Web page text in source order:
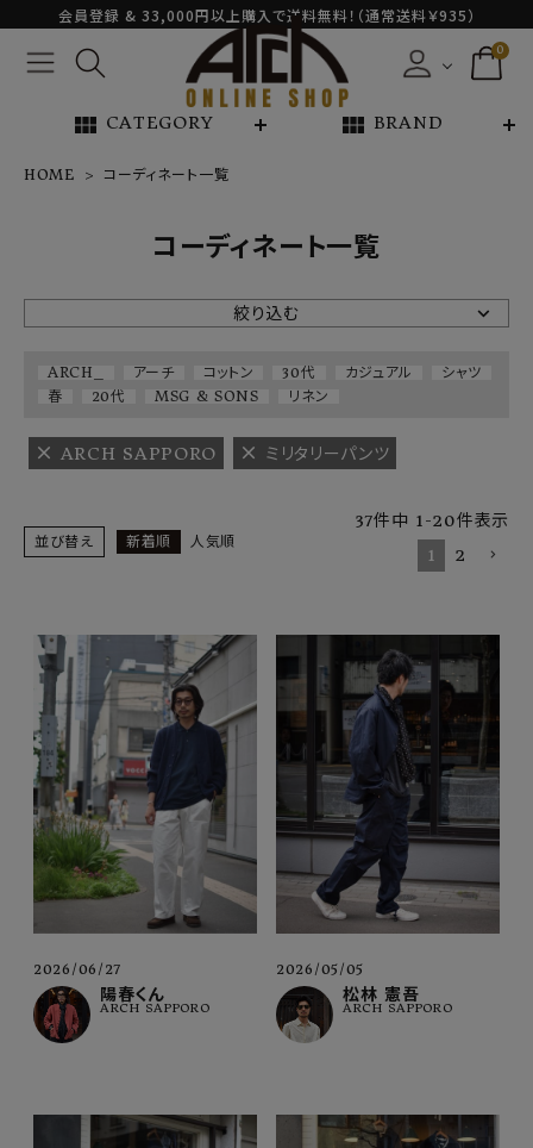
会員登録 & 33,000円以上購入で送料無料！（通常送料￥935）
0
view_module CATEGORY view_module BRAND
NEW ARRIVAL
ARCH EXCLUSIVE
SHOP
ご利用ガイド
プライバシーポリシー
特定商取引法について
お問い合わせ
OFFICIAL WEB SITE
ACCOUNT MENU
ようこそ ゲスト 様
meeting_room ログイン 会員登録
HOME コーディネート一覧
コーディネート一覧
絞り込む
ARCH_ アーチ コットン 30代 カジュアル
シャツ
春
20代 MSG & SONS リネン
ARCH SAPPORO ミリタリーパンツ
並び替え 新着順 人気順
37件中 1-20件表示
1
2
2026/06/27
陽春くん
ARCH SAPPORO
2026/05/05
松林 憲吾
ARCH SAPPORO